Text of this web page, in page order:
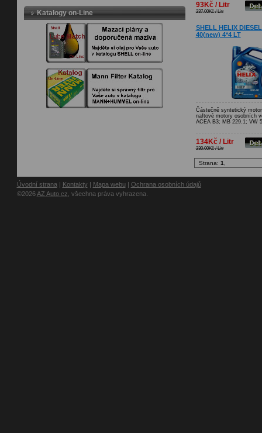
93Kč / Litr
237.00Kč / Litr
SHELL HELIX
40(new) 4*4 LT
Částečně syntetický
naftové motory osobních
ACEA B3; MB 229.1; VW
134Kč / Litr
230.00Kč / Litr
Strana: 1
Katalogy on-Line
Úvodní strana | Kontakty | Mapa webu| Ochrana osobních údajů
©2026AZ Auto.cz , všechna práva vyhrazena.